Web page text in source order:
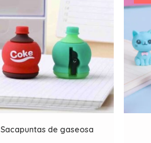
Sacapuntas de gaseosa